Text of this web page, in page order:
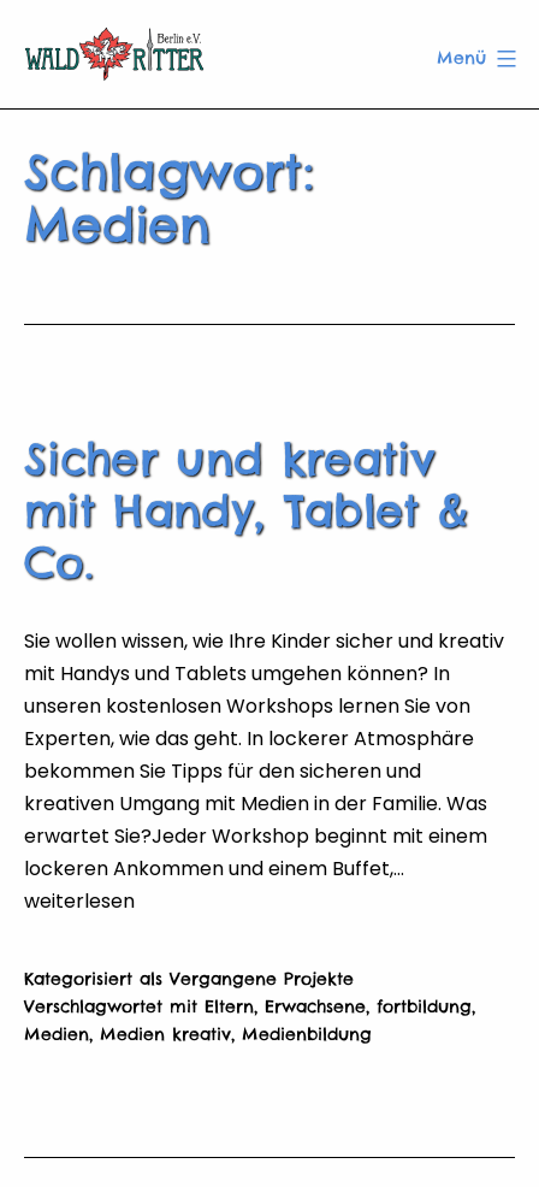
Inhalt
e.V.
Menü
Schlagwort:
Medien
Sicher und kreativ
mit Handy, Tablet &
Co.
Sie wollen wissen, wie Ihre Kinder sicher und kreativ
mit Handys und Tablets umgehen können? In
unseren kostenlosen Workshops lernen Sie von
Experten, wie das geht. In lockerer Atmosphäre
bekommen Sie Tipps für den sicheren und
kreativen Umgang mit Medien in der Familie. Was
erwartet Sie?Jeder Workshop beginnt mit einem
lockeren Ankommen und einem Buffet,…
Sicher
kreativ
mit
Handy,
weiterlesen
Kategorisiert alsVergangene Projekte
Verschlagwortet mit Eltern, Erwachsene, fortbildung,
Medien, Medien kreativ, Medienbildung